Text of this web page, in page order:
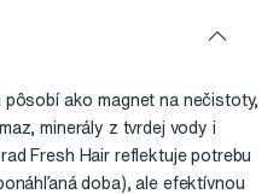
ako magnet na nečistoty,
minerály z tvrdej vody i
Fresh Hair reflektuje potrebu
doba), ale efektívnou